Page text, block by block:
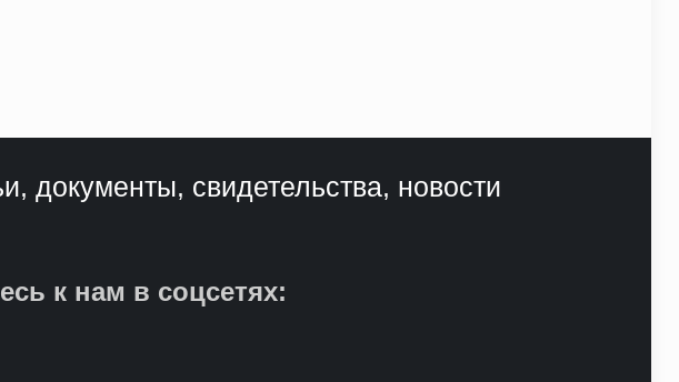
документы, свидетельства, новости
к нам в соцсетях: